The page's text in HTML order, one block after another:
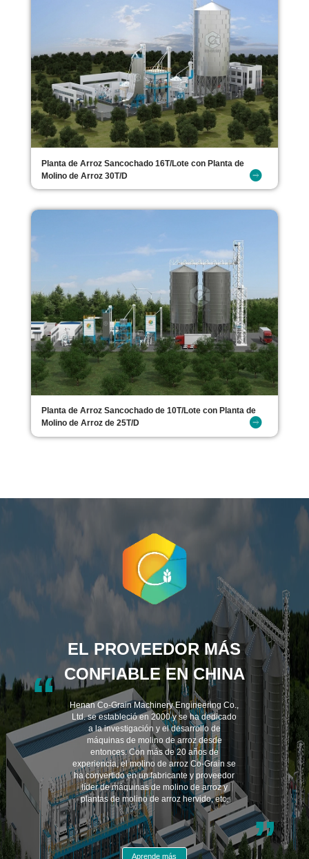
Planta de Arroz Sancochado 16T/Lote con Planta de
Molino de Arroz 30T/D
Planta de Arroz Sancochado de 10T/Lote con Planta de
Molino de Arroz de 25T/D
EL PROVEEDOR MÁS
CONFIABLE EN CHINA
“
Henan Co-Grain Machinery Engineering Co.,
Ltd. se estableció en 2000 y se ha dedicado
a la investigación y el desarrollo de
máquinas de molino de arroz desde
entonces. Con más de 20 años de
experiencia, el molino de arroz Co-Grain se
ha convertido en un fabricante y proveedor
líder de máquinas de molino de arroz y
plantas de molino de arroz hervido, etc.
”
Aprende más